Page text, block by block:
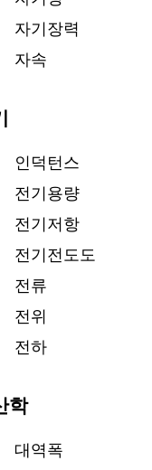
자기장력
자속
인덕턴스
전기용량
전기저항
전기전도도
전류
전위
전하
학
대역폭